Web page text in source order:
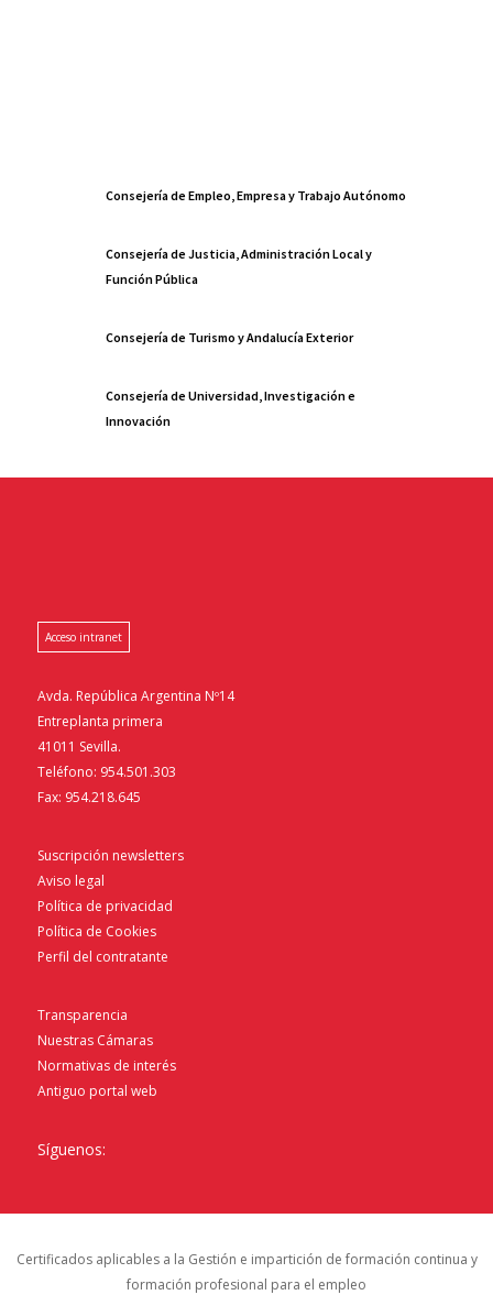
Consejería de Empleo, Empresa y Trabajo Autónomo
Consejería de Justicia, Administración Local y
Función Pública
Consejería de Turismo y Andalucía Exterior
Consejería de Universidad, Investigación e
Innovación
Acceso intranet
Avda. República Argentina Nº14
Entreplanta primera
41011 Sevilla.
Teléfono: 954.501.303
Fax: 954.218.645
Suscripción newsletters
Aviso legal
Política de privacidad
Política de Cookies
Perfil del contratante
Transparencia
Nuestras Cámaras
Normativas de interés
Antiguo portal web
Síguenos:
Certificados aplicables a la Gestión e impartición de formación continua y
formación profesional para el empleo